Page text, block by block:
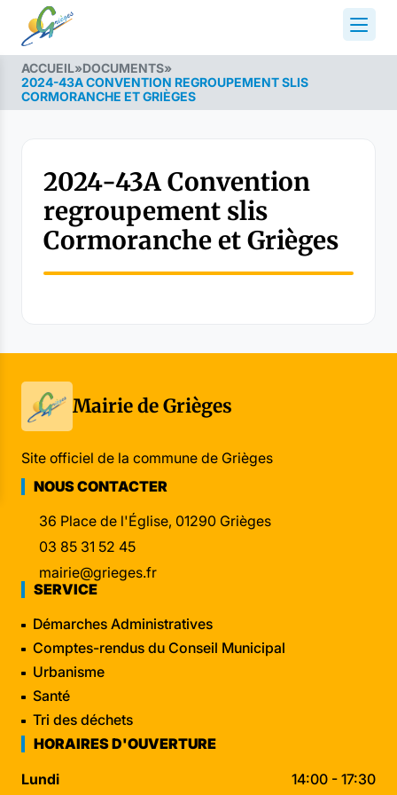
ACCUEIL»DOCUMENTS»
2024-43A CONVENTION REGROUPEMENT SLIS
CORMORANCHE ET GRIÈGES
2024-43A Convention
regroupement slis
Cormoranche et Grièges
Mairie de Grièges
Site officiel de la commune de Grièges
NOUS CONTACTER
36 Place de l'Église, 01290 Grièges
03 85 31 52 45
mairie@grieges.fr
SERVICE
Démarches Administratives
Comptes-rendus du Conseil Municipal
Urbanisme
Santé
Tri des déchets
HORAIRES D'OUVERTURE
Lundi
14:00 - 17:30